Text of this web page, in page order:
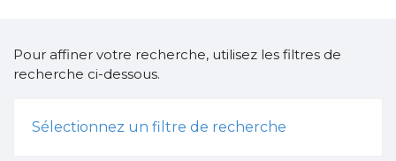
Pour affiner votre recherche, utilisez les filtres de
recherche ci-dessous.
Sélectionnez un filtre de recherche